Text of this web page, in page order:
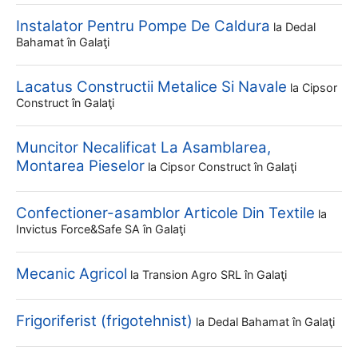
Instalator Pentru Pompe De Caldura la Dedal
Bahamat în Galaţi
Lacatus Constructii Metalice Si Navale la Cipsor
Construct în Galaţi
Muncitor Necalificat La Asamblarea,
Montarea Pieselor la Cipsor Construct în Galaţi
Confectioner-asamblor Articole Din Textile la
Invictus Force&safe SA în Galaţi
Mecanic Agricol la Transion Agro SRL în Galaţi
Frigoriferist (frigotehnist) la Dedal Bahamat în Galaţi